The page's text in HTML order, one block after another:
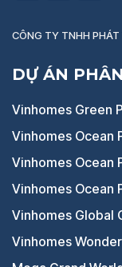
CÔNG TY TNHH
DỰ ÁN
Vinhomes Green
Vinhomes Ocean
Vinhomes Ocean
Vinhomes Ocean
Vinhomes Global
Vinhomes